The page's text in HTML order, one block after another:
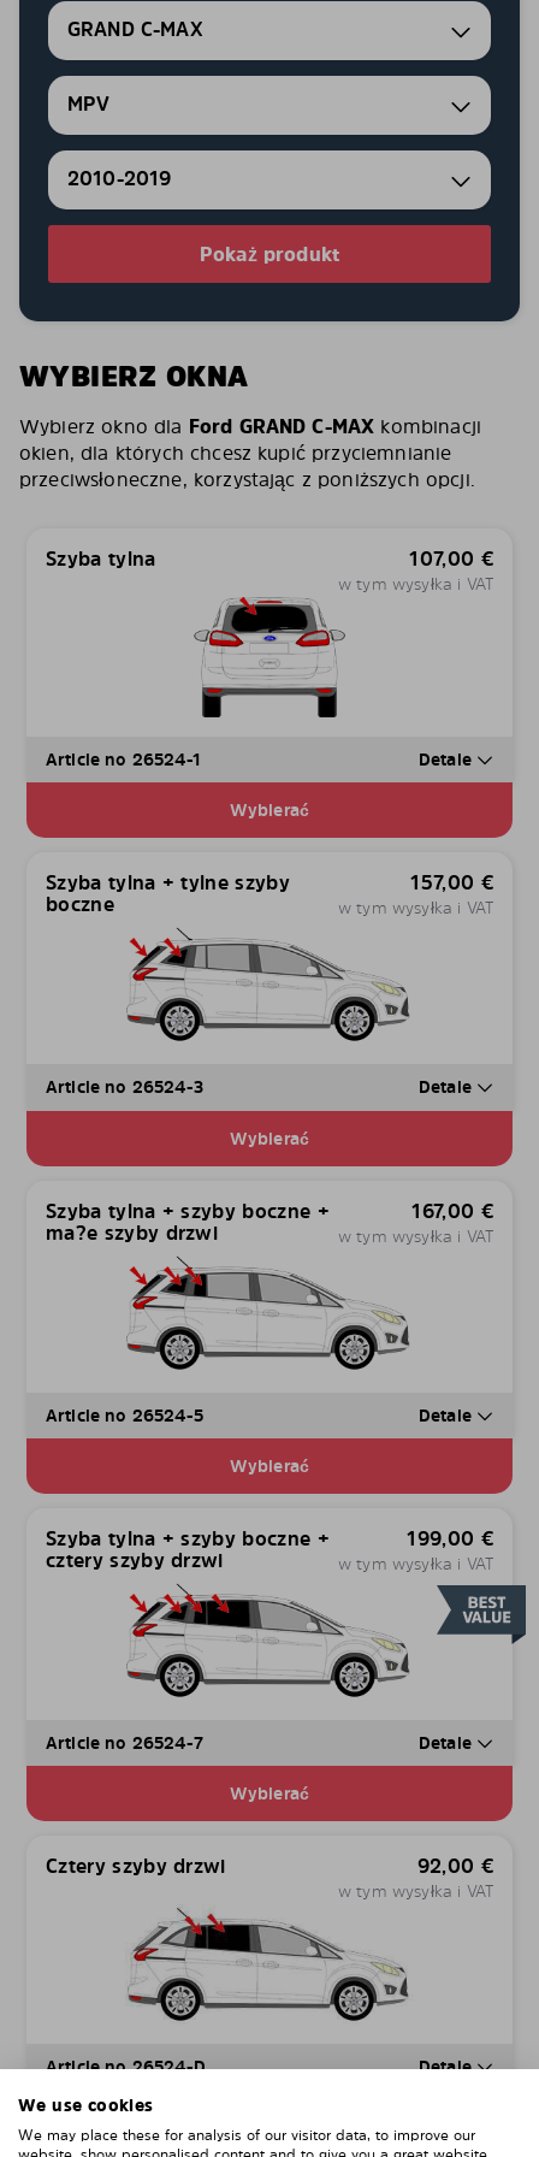
GRAND C-MAX
MPV
2010-2019
Pokaż produkt
WYBIERZ OKNA
Wybierz okno dla Ford GRAND C-MAX kombinacji
okien, dla których chcesz kupić przyciemnianie
przeciwsłoneczne, korzystając z poniższych opcji.
Szyba tylna 107,00 €
w tym wysyłka i VAT
Article no 26524-1 Detale
Wybierać
Szyba tylna + tylne szyby
boczne
157,00 €
w tym wysyłka i VAT
Article no 26524-3 Detale
Wybierać
Szyba tylna + szyby boczne +
ma?e szyby drzwi
167,00 €
w tym wysyłka i VAT
Article no 26524-5 Detale
Wybierać
Szyba tylna + szyby boczne +
cztery szyby drzwi
199,00 €
w tym wysyłka i VAT
Article no 26524-7 Detale
Wybierać
Cztery szyby drzwi 92,00 €
w tym wysyłka i VAT
Article no 26524-D Detale
We use cookies
We may place these for analysis of our visitor data, to improve our